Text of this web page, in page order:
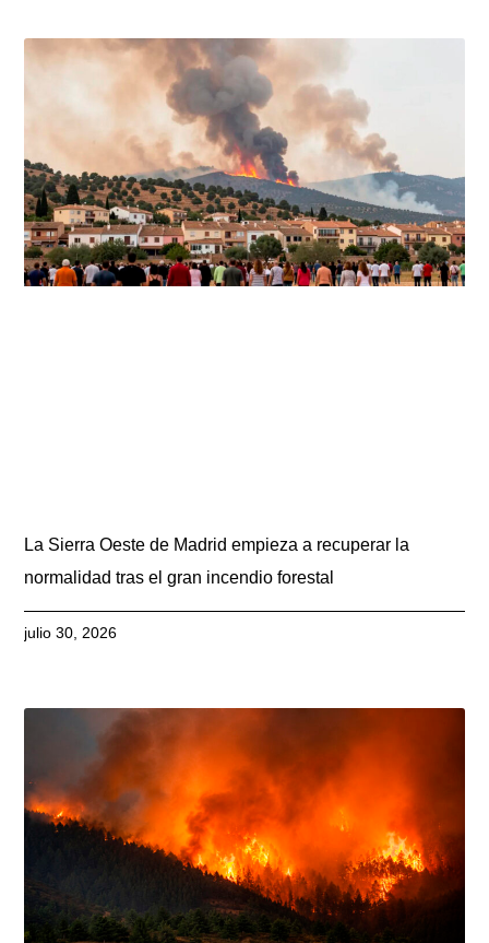
La Sierra Oeste de Madrid empieza a recuperar la
normalidad tras el gran incendio forestal
julio 30, 2026